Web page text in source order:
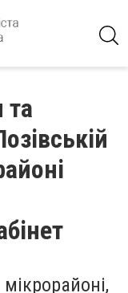
та
мікрорайоні,